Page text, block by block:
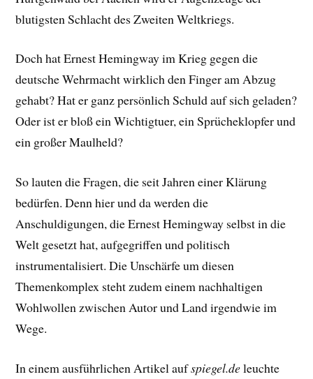
blutigsten Schlacht des Zweiten Weltkriegs.
Doch hat Ernest Hemingway im Krieg gegen die
deutsche Wehrmacht wirklich den Finger am Abzug
gehabt? Hat er ganz persönlich Schuld auf sich geladen?
Oder ist er bloß ein Wichtigtuer, ein Sprücheklopfer und
ein großer Maulheld?
So lauten die Fragen, die seit Jahren einer Klärung
bedürfen. Denn hier und da werden die
Anschuldigungen, die Ernest Hemingway selbst in die
Welt gesetzt hat, aufgegriffen und politisch
instrumentalisiert. Die Unschärfe um diesen
Themenkomplex steht zudem einem nachhaltigen
Wohlwollen zwischen Autor und Land irgendwie im
Wege.
In einem ausführlichen Artikel aufspiegel.deleuchte